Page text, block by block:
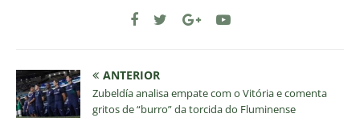
ANTERIOR
Zubeldía analisa empate com o Vitória e comenta
gritos de “burro” da torcida do Fluminense